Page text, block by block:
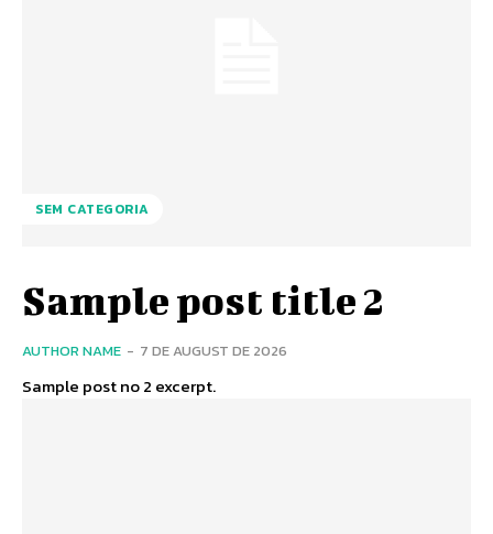
SEM CATEGORIA
Sample post title 2
AUTHOR NAME - 7 DE AUGUST DE 2026
Sample post no 2 excerpt.